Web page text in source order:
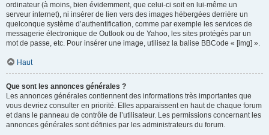
ordinateur (à moins, bien évidemment, que celui-ci soit en lui-même un
serveur internet), ni insérer de lien vers des images hébergées derrière un
quelconque système d’authentification, comme par exemple les services de
messagerie électronique de Outlook ou de Yahoo, les sites protégés par un
mot de passe, etc. Pour insérer une image, utilisez la balise BBCode « [img] ».
Haut
Que sont les annonces générales ?
Les annonces générales contiennent des informations très importantes que
vous devriez consulter en priorité. Elles apparaissent en haut de chaque forum
et dans le panneau de contrôle de l’utilisateur. Les permissions concernant les
annonces générales sont définies par les administrateurs du forum.